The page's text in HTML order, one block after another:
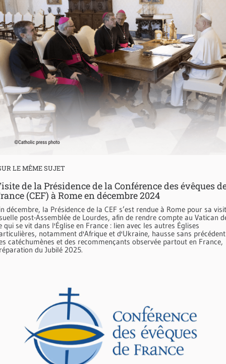
LE MÊME SUJET
de la Présidence de la Conférence des évêques
(CEF) à Rome en décembre 2024
décembre, la Présidence de la CEF s’est rendue à Rome pour sa
post-Assemblée de Lourdes, afin de rendre compte au Vatican
qui se vit dans l'Église en France : lien avec les autres Églises
notamment d'Afrique et d'Ukraine, hausse sans précédent
catéchumènes et des recommençants observée partout en France,
du Jubilé 2025.